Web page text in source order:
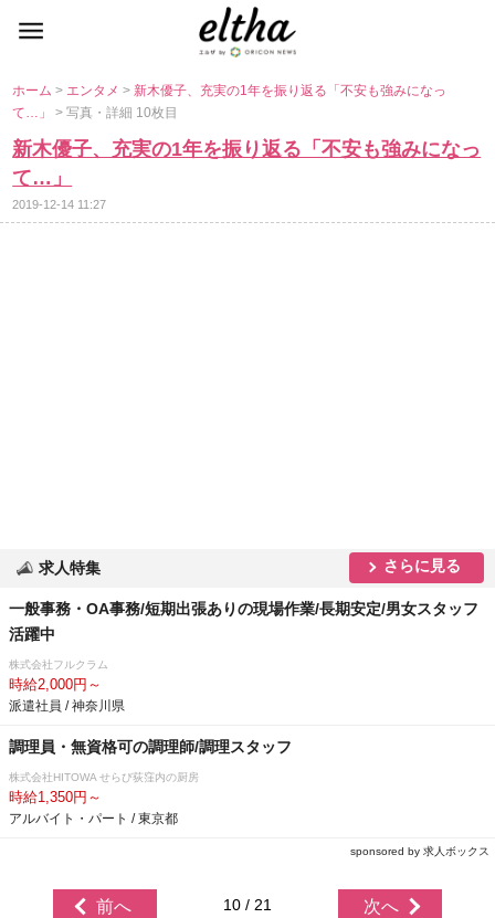
ホーム> エンタメ> 新木優子、充実の1年を振り返る「不安も強みになっ
て…」> 写真・詳細 10枚目
新木優子、充実の1年を振り返る「不安も強みになっ
て…」
2019-12-14 11:27
求人特集 さらに見る
一般事務・OA事務/短期出張ありの現場作業/長期安定/男女スタッフ
活躍中
株式会社フルクラム
時給2,000円～
派遣社員 / 神奈川県
調理員・無資格可の調理師/調理スタッフ
株式会社HITOWA せらび荻窪内の厨房
時給1,350円～
アルバイト・パート / 東京都
sponsored by 求人ボックス
前へ 10 / 21 次へ